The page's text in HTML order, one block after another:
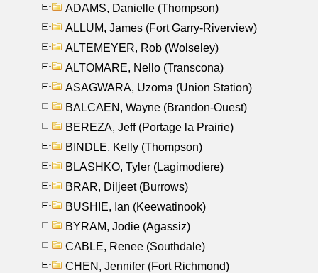
ADAMS, Danielle (Thompson)
ALLUM, James (Fort Garry-Riverview)
ALTEMEYER, Rob (Wolseley)
ALTOMARE, Nello (Transcona)
ASAGWARA, Uzoma (Union Station)
BALCAEN, Wayne (Brandon-Ouest)
BEREZA, Jeff (Portage la Prairie)
BINDLE, Kelly (Thompson)
BLASHKO, Tyler (Lagimodiere)
BRAR, Diljeet (Burrows)
BUSHIE, Ian (Keewatinook)
BYRAM, Jodie (Agassiz)
CABLE, Renee (Southdale)
CHEN, Jennifer (Fort Richmond)